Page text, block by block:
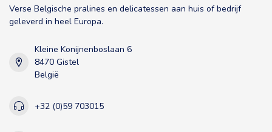
Verse Belgische pralines en delicatessen aan huis of bedrijf
geleverd in heel Europa.
Kleine Konijnenboslaan 6
8470 Gistel
België
+32 (0)59 703015